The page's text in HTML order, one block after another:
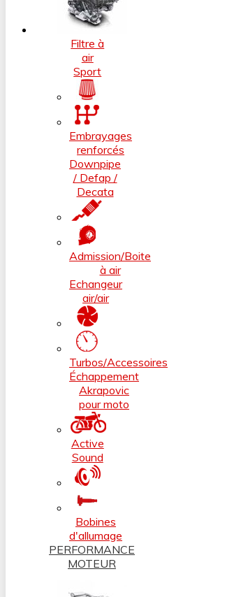
Filtre à
air
Sport
Embrayages
renforcés
Downpipe
/ Defap /
Decata
Admission/Boite
à air
Echangeur
air/air
Turbos/Accessoires
Échappement
Akrapovic
pour moto
Active
Sound
Bobines
d'allumage
PERFORMANCE
MOTEUR